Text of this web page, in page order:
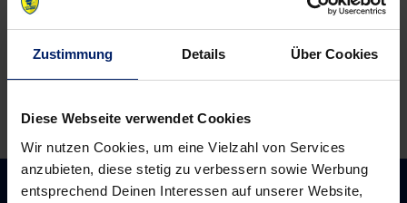
Zustimmung Details Über Cookies
Diese Webseite verwendet Cookies
Wir nutzen Cookies, um eine Vielzahl von Services
anzubieten, diese stetig zu verbessern sowie Werbung
entsprechend Deinen Interessen auf unserer Website,